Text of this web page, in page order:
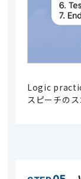
Logic
スピーチの